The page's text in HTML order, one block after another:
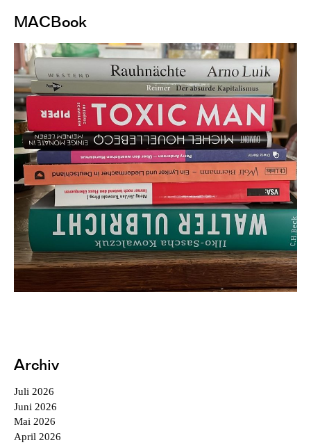
MACBook
Archiv
Juli 2026
Juni 2026
Mai 2026
April 2026